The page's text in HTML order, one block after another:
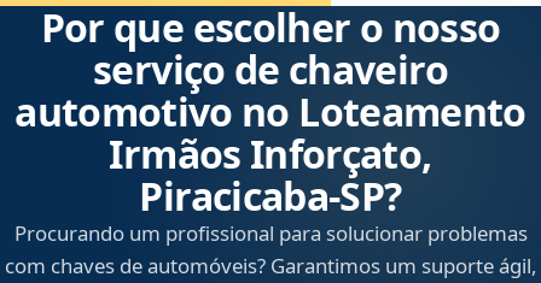
Por que escolher o nosso
serviço de chaveiro
automotivo no Loteamento
Irmãos Inforçato,
Piracicaba‑SP?
Procurando um profissional para solucionar problemas
com chaves de automóveis? Garantimos um suporte ágil,